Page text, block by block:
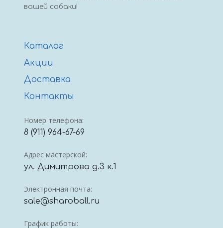
вашей собаки!
Каталог
Акции
Доставка
Контакты
Номер телефона:
8 (911) 964-67-69
Адрес мастерской:
ул. Димитрова д.3 к.1
Электронная почта:
sale@sharoball.ru
График работы: